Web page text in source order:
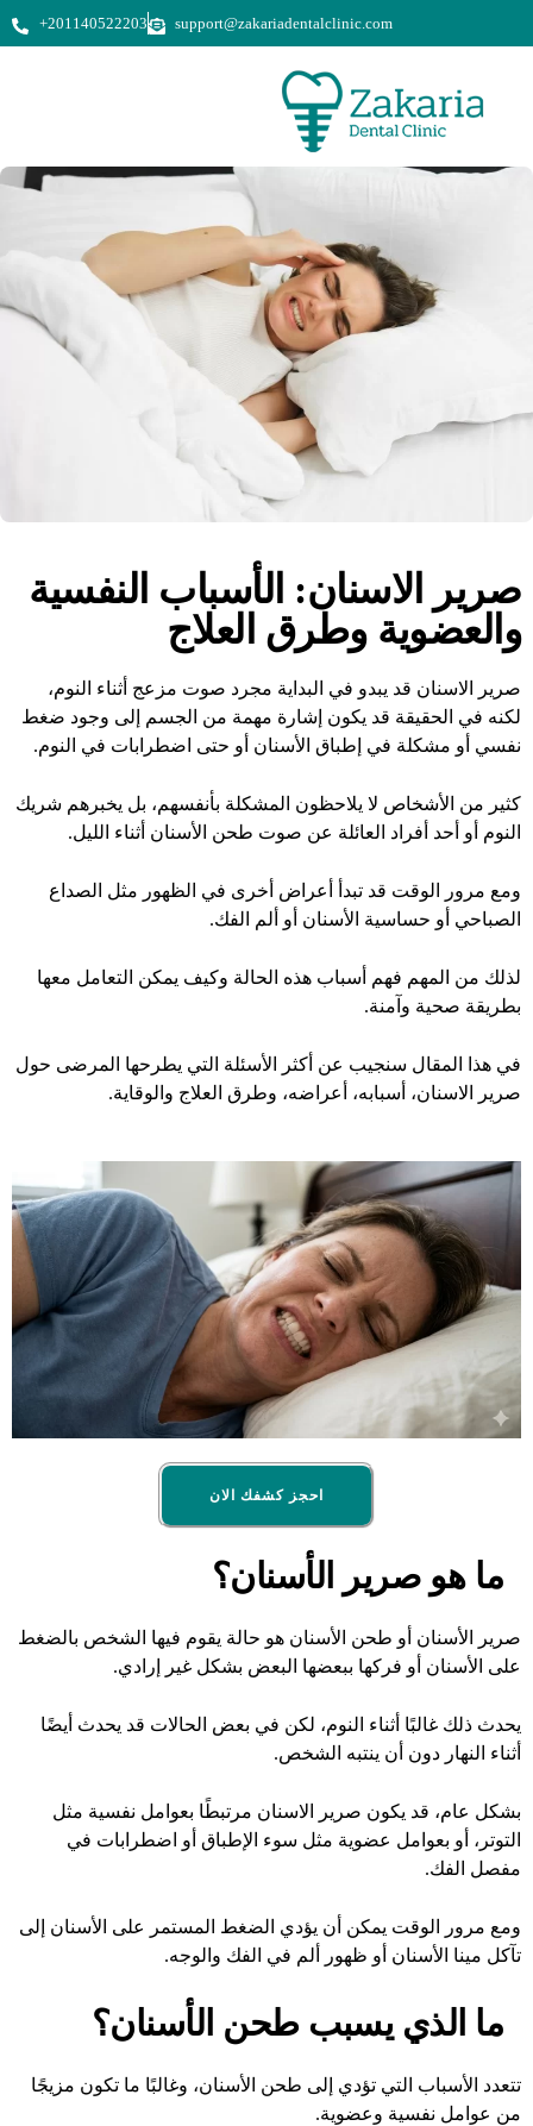
+201140522203 support@zakariadentalclinic.com
صرير الاسنان: الأسباب النفسية
والعضوية وطرق العلاج
صرير الاسنان قد يبدو في البداية مجرد صوت مزعج أثناء النوم،
لكنه في الحقيقة قد يكون إشارة مهمة من الجسم إلى وجود ضغط
نفسي أو مشكلة في إطباق الأسنان أو حتى اضطرابات في النوم.
كثير من الأشخاص لا يلاحظون المشكلة بأنفسهم، بل يخبرهم شريك
النوم أو أحد أفراد العائلة عن صوت طحن الأسنان أثناء الليل.
ومع مرور الوقت قد تبدأ أعراض أخرى في الظهور مثل الصداع
الصباحي أو حساسية الأسنان أو ألم الفك.
لذلك من المهم فهم أسباب هذه الحالة وكيف يمكن التعامل معها
بطريقة صحية وآمنة.
في هذا المقال سنجيب عن أكثر الأسئلة التي يطرحها المرضى حول
صرير الاسنان، أسبابه، أعراضه، وطرق العلاج والوقاية.
احجز كشفك الان
ما هو صرير الأسنان؟
صرير الأسنان أو طحن الأسنان هو حالة يقوم فيها الشخص بالضغط
على الأسنان أو فركها ببعضها البعض بشكل غير إرادي.
يحدث ذلك غالبًا أثناء النوم، لكن في بعض الحالات قد يحدث أيضًا
أثناء النهار دون أن ينتبه الشخص.
بشكل عام، قد يكون صرير الاسنان مرتبطًا بعوامل نفسية مثل
التوتر، أو بعوامل عضوية مثل سوء الإطباق أو اضطرابات في
مفصل الفك.
ومع مرور الوقت يمكن أن يؤدي الضغط المستمر على الأسنان إلى
تآكل مينا الأسنان أو ظهور ألم في الفك والوجه.
ما الذي يسبب طحن الأسنان؟
تتعدد الأسباب التي تؤدي إلى طحن الأسنان، وغالبًا ما تكون مزيجًا
من عوامل نفسية وعضوية.